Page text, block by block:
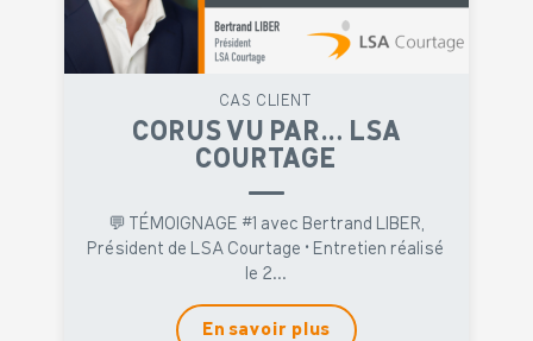
CAS CLIENT
CORUS VU PAR… LSA
COURTAGE
💬 TÉMOIGNAGE #1 avec Bertrand LIBER,
Président de LSA Courtage • Entretien réalisé
le 2...
En savoir plus